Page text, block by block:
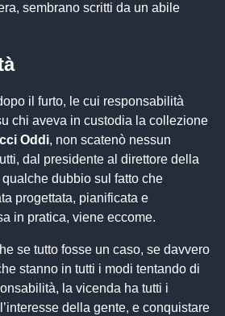
sembrano scritti da un abile
il furto, le cui responsabilità
chi aveva in custodia la collezione
Oddi, non scatenò nessun
dal presidente al direttore della
dubbio sul fatto che
progettata, pianificata e
in pratica, viene eccome.
se tutto fosse un caso, se davvero
stanno in tutti i modi tentando di
la vicenda ha tutti i
della gente, e conquistare